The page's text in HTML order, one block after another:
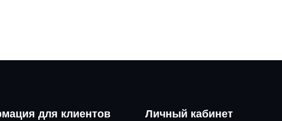
для клиентов Личный кабинет